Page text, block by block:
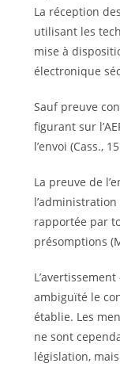
La réception
utilisant les
mise à
électronique
Sauf preuve
figurant sur
l’envoi (Cass.,
La preuve de
l’administration
rapportée par
présomptions
ambiguïté le
établie. Les
ne sont
législation,